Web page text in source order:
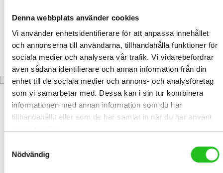
Denna webbplats använder cookies
Vi använder enhetsidentifierare för att anpassa innehållet
och annonserna till användarna, tillhandahålla funktioner för
sociala medier och analysera vår trafik. Vi vidarebefordrar
även sådana identifierare och annan information från din
enhet till de sociala medier och annons- och analysföretag
som vi samarbetar med. Dessa kan i sin tur kombinera
informationen med annan information som du har
tillhandahållit eller som de har samlat in när du har använt
Nödvändig
TABOU MINI LITE 16″
4 290,00kr